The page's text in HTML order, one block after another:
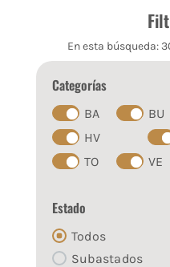
En esta búsqueda:
Categorías
BA BU
HV
TO
VE
Estado
Todos
Subastados